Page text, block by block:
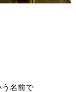
名前で